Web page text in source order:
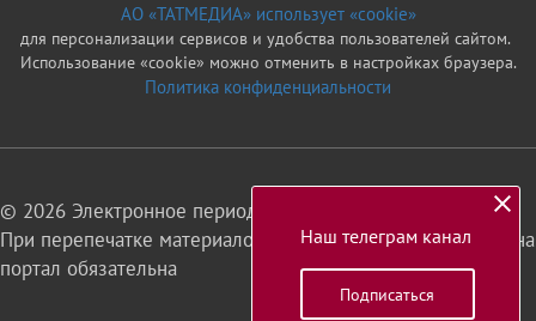
АО «ТАТМЕДИА» использует «cookie»
для персонализации сервисов и удобства пользователей сайтом.
Использование «cookie» можно отменить в настройках браузера.
Политика конфиденциальности
© 2026 Электронное периодическое издание «Татарстан»
При перепечатке материалов или их фрагментов ссылка на
портал обязательна
Наш телеграм канал
Подписаться